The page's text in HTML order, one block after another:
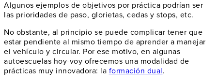
Algunos ejemplos de objetivos por práctica podrían ser
las prioridades de paso, glorietas, cedas y stops, etc.
No obstante, al principio se puede complicar tener que
estar pendiente al mismo tiempo de aprender a manejar
el vehículo y circular. Por ese motivo, en algunas
autoescuelas hoy-voy ofrecemos una modalidad de
prácticas muy innovadora: la formación dual.